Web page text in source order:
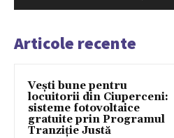
Articole recente
Vești bune pentru
locuitorii din Ciuperceni:
sisteme fotovoltaice
gratuite prin Programul
Tranziție Justă